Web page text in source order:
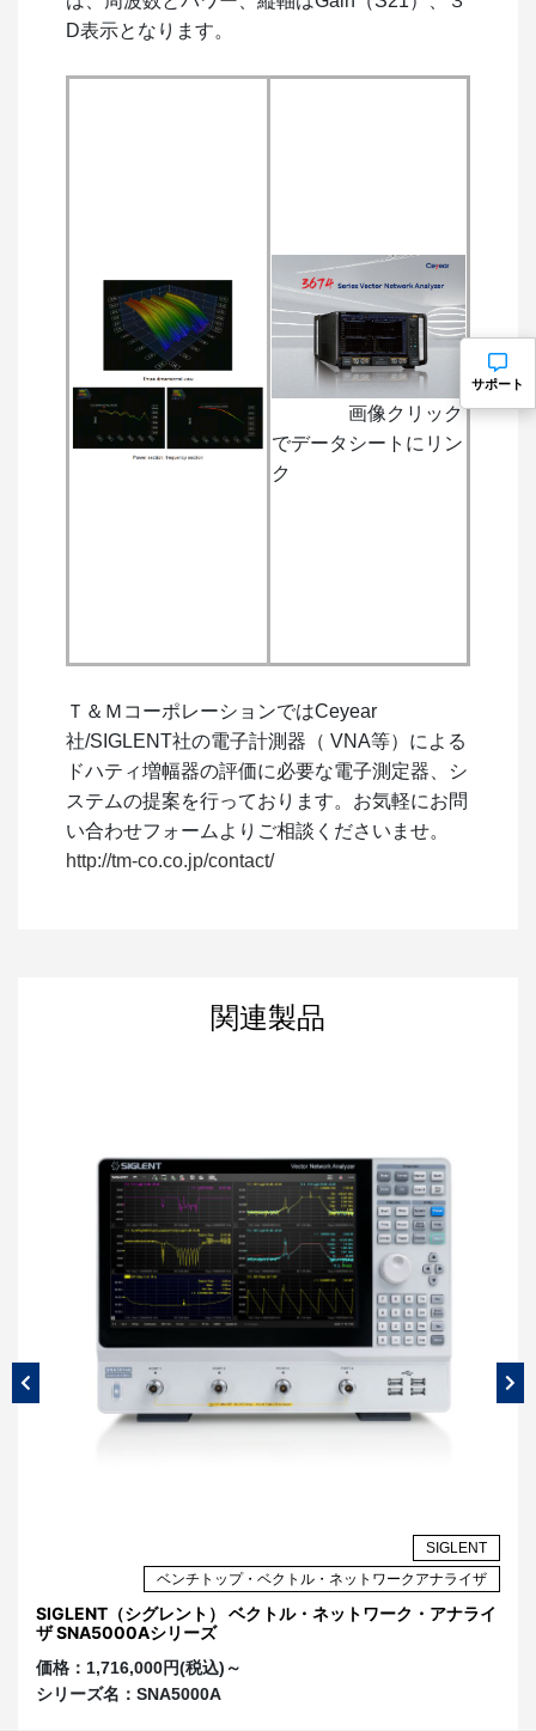
D表示となります。
画像クリック
でデータシートにリン
ク
Ｔ＆ＭコーポレーションではCeyear
社/SIGLENT社の電子計測器（ VNA等）による
ドハティ増幅器の評価に必要な電子測定器、シ
ステムの提案を行っております。お気軽にお問
い合わせフォームよりご相談くださいませ。
http://tm-co.co.jp/contact/
関連製品
SIGLENT
ベンチトップ・ベクトル・ネットワークアナライザ
SIGLENT（シグレント） ベクトル・ネットワーク・アナライ
ザ SNA5000Aシリーズ
価格： 1,716,000円(税込)～
シリーズ名： SNA5000A
サポート